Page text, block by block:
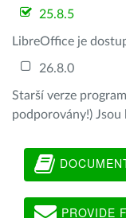
25.8.5
LibreOffice je
26.8.0
Starší verze
podporovány!) Jsou
PROVIDE